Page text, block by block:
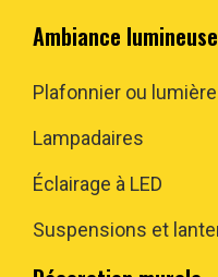
Ambiance lumineuse
Plafonnier ou
Lampadaires
Éclairage à LED
Suspensions et